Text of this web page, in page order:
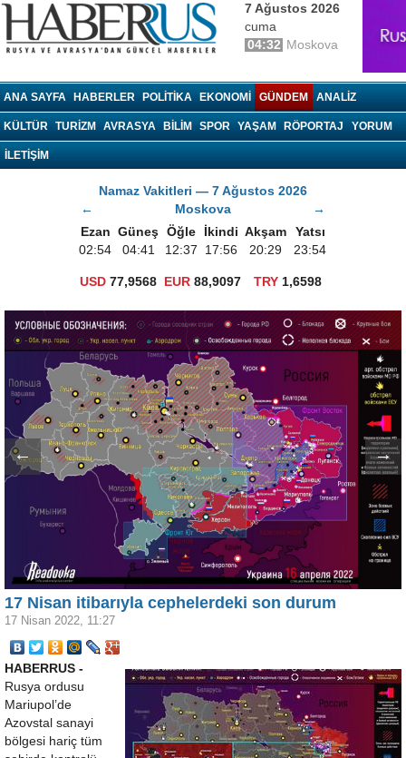
7 Ağustos 2026
cuma
04:32 Moskova
ANA SAYFA HABERLER POLITIKA EKONOMI GÜNDEM ANALIZ
KÜLTÜR TURIZM AVRASYA BILIM SPOR YAŞAM RÖPORTAJ YORUM
İLETİŞİM
Namaz Vakitleri — 7 Ağustos 2026
←
Moskova
→
Ezan Güneş Öğle İkindi Akşam
Yatsı
02:54
04:41 12:37 17:56 20:29 23:54
USD 77,9568 EUR 88,9097 TRY1,6598
← →
17 Nisan itibarıyla cephelerdeki son durum
17 Nisan 2022, 11:27
HABERRUS -
Rusya ordusu
Mariupol’de
Azovstal sanayi
bölgesi hariç tüm